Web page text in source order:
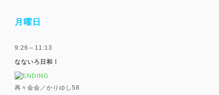
月曜日
9:26～11:13
なないろ日和！
再々会会／かりゆし58